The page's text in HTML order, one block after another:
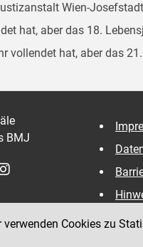
Wien-
hat, aber das 18.
vollendet hat, aber das
BMJ
Cookies zu